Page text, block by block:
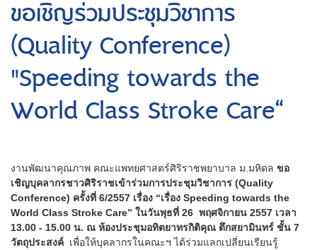
ขอเชิญร่วมประชุมวิชาการ
(Quality Conference)
"Speeding towards the
World Class Stroke Care“
งานพัฒนาคุณภาพ คณะแพทยศาสตร์ศิริราชพยาบาล ม.มหิดล ขอ
เชิญบุคลากรชาวศิริราชเข้าร่วมการประชุมวิชาการ (Quality
Conference) ครั้งที่ 6/2557 เรื่อง “เรื่อง Speeding towards the
World Class Stroke Care” ในวันพุธที่ 26 พฤศจิกายน 2557 เวลา
13.00 - 15.00 น. ณ ห้องประชุมอทิตยาทรกิติคุณ ตึกสยามินทร์ ชั้น 7
วัตถุประสงค์ เพื่อให้บุคลากรในคณะฯ ได้ร่วมแลกเปลี่ยนเรียนรู้